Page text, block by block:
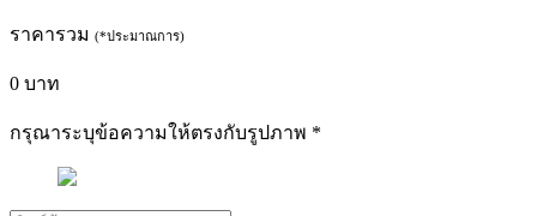
ราคารวม (*ประมาณการ)
0 บาท
กรุณาระบุข้อความให้ตรงกับรูปภาพ *